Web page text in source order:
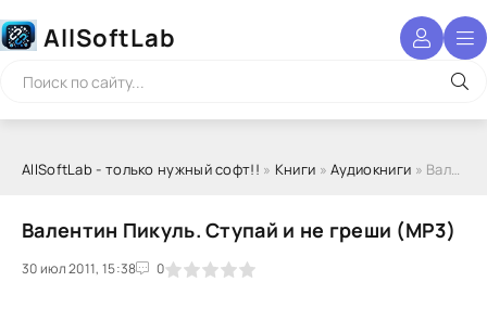
AllSoftLab
AllSoftLab - только нужный софт!! » Книги »Аудиокниги » Валентин Пикуль. Ступай и не греши (МР3)
Валентин Пикуль. Ступай и не греши (МР3)
30 июл 2011, 15:38 0
1 2 3 4 5